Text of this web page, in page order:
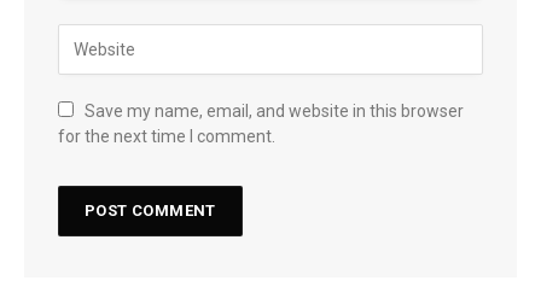
Save my name, email, and website in this browser
for the next time I comment.